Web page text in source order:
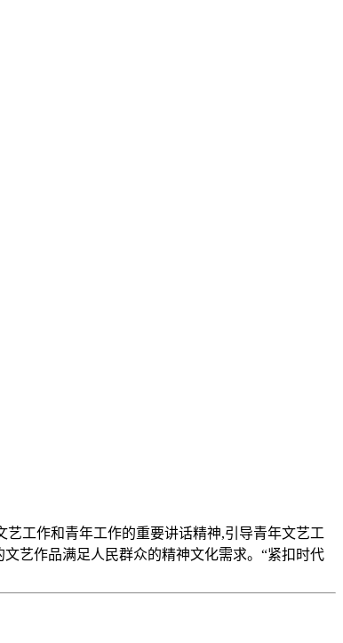
工作和青年工作的重要讲话精神,引导青年文艺工
艺作品满足人民群众的精神文化需求。“紧扣时代